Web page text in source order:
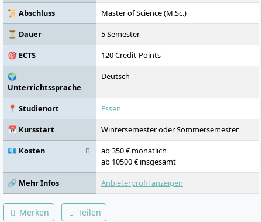
Studium.
📜 Abschluss
Master of Science (M.Sc.)
⏳ Dauer
5 Semester
🎯 ECTS
120 Credit-Points
🌍
Unterrichtssprache
Deutsch
📍 Studienort
Essen
📅 Kursstart
Wintersemester oder Sommersemester
💶 Kosten
ab 350 € monatlich
ab 10500 € insgesamt
🔗 Mehr Infos
Anbieterprofil anzeigen
Merken Teilen